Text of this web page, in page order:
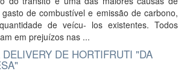
de combustível e emissão de carbono,
de veícu- los existentes. Todos
em prejuízos nas ...
DELIVERY DE HORTIFRUTI "DA